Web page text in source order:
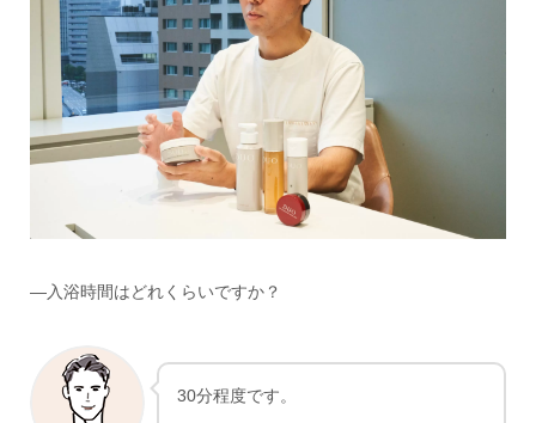
―入浴時間はどれくらいですか？
30分程度です。